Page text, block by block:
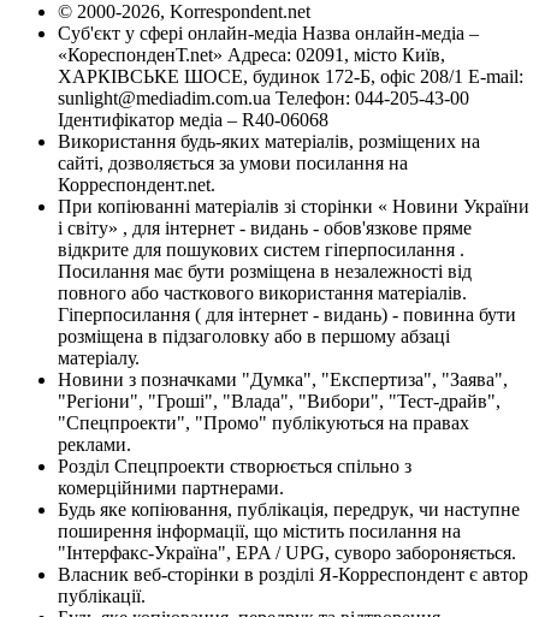
© 2000-2026, Korrespondent.net
Суб'єкт у сфері онлайн-медіа Назва онлайн-медіа –
«КореспонденТ.net» Адреса: 02091, місто Київ,
ХАРКІВСЬКЕ ШОСЕ, будинок 172-Б, офіс 208/1 E-mail:
sunlight@mediadim.com.ua Телефон: 044-205-43-00
Ідентифікатор медіа – R40-06068
Використання будь-яких матеріалів, розміщених на
сайті, дозволяється за умови посилання на
Корреспондент.net.
При копіюванні матеріалів зі сторінки « Новини України
і світу» , для інтернет - видань - обов'язкове пряме
відкрите для пошукових систем гіперпосилання .
Посилання має бути розміщена в незалежності від
повного або часткового використання матеріалів.
Гіперпосилання ( для інтернет - видань) - повинна бути
розміщена в підзаголовку або в першому абзаці
матеріалу.
Новини з позначками "Думка", "Експертиза", "Заява",
"Регіони", "Гроші", "Влада", "Вибори", "Тест-драйв",
"Спецпроекти", "Промо" публікуються на правах
реклами.
Розділ Спецпроекти створюється спільно з
комерційними партнерами.
Будь яке копіювання, публікація, передрук, чи наступне
поширення інформації, що містить посилання на
"Інтерфакс-Україна", EPA / UPG, суворо забороняється.
Власник веб-сторінки в розділі Я-Корреспондент є автор
публікації.